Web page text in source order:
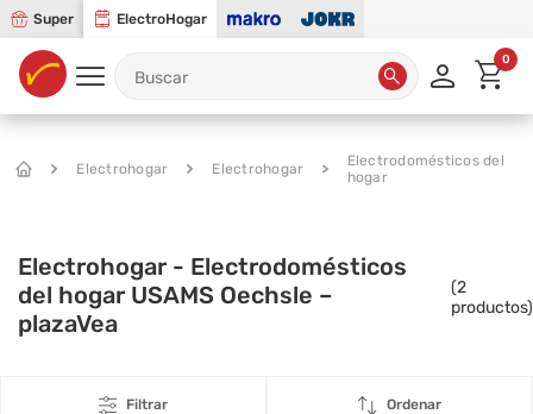
Super ElectroHogar
0
Electrohogar Electrohogar
Electrodomésticos del
hogar
Electrohogar - Electrodomésticos
del hogar USAMS Oechsle –
plazaVea
(2
productos)
Filtrar Ordenar